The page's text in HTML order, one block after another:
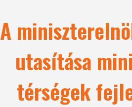
A
utasítása
térségek